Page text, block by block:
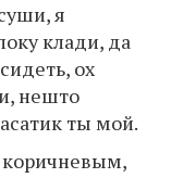
я
клади, да
ох
нешто
ты мой.
коричневым,